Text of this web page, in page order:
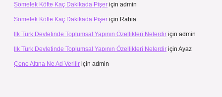
Sömelek Köfte Kaç Dakikada Pişer için admin
Sömelek Köfte Kaç Dakikada Pişer için Rabia
Ilk Türk Devletinde Toplumsal Yapının Özellikleri Nelerdir için admin
Ilk Türk Devletinde Toplumsal Yapının Özellikleri Nelerdir için Ayaz
Çene Altına Ne Ad Verilir için admin